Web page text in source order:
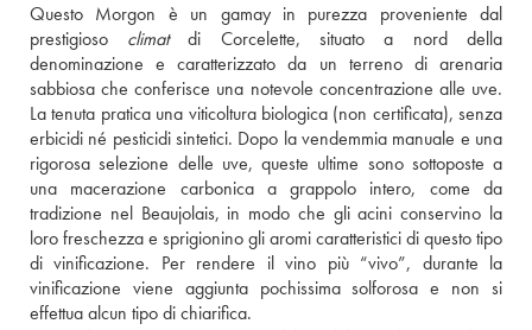
Questo Morgon è un gamay in purezza proveniente dal
prestigioso climat di Corcelette, situato a nord della
denominazione e caratterizzato da un terreno di arenaria
sabbiosa che conferisce una notevole concentrazione alle uve.
La tenuta pratica una viticoltura biologica (non certificata), senza
erbicidi né pesticidi sintetici. Dopo la vendemmia manuale e una
rigorosa selezione delle uve, queste ultime sono sottoposte a
una macerazione carbonica a grappolo intero, come da
tradizione nel Beaujolais, in modo che gli acini conservino la
loro freschezza e sprigionino gli aromi caratteristici di questo tipo
di vinificazione. Per rendere il vino più “vivo”, durante la
vinificazione viene aggiunta pochissima solforosa e non si
effettua alcun tipo di chiarifica.